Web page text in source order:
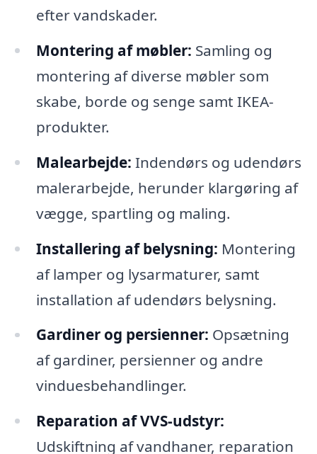
efter vandskader.
Montering af møbler: Samling og
montering af diverse møbler som
skabe, borde og senge samt IKEA-
produkter.
Malearbejde: Indendørs og udendørs
malerarbejde, herunder klargøring af
vægge, spartling og maling.
Installering af belysning: Montering
af lamper og lysarmaturer, samt
installation af udendørs belysning.
Gardiner og persienner: Opsætning
af gardiner, persienner og andre
vinduesbehandlinger.
Reparation af VVS-udstyr:
Udskiftning af vandhaner, reparation